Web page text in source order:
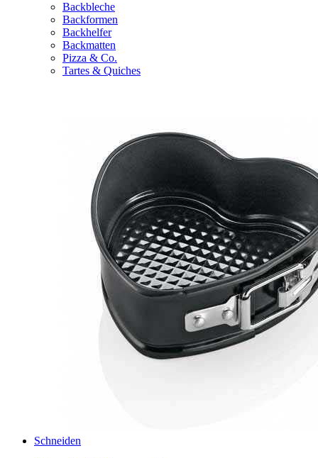
Backbleche
Backformen
Backhelfer
Backmatten
Pizza & Co.
Tartes & Quiches
Schneiden